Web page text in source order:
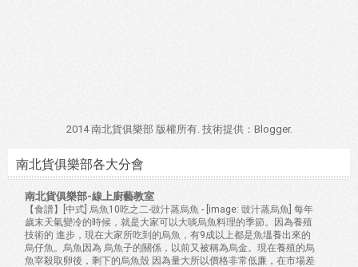
2014 南北貨俱樂部 版權所有. 技術提供： Blogger.
南北貨俱樂部各大分會
南北貨俱樂部-線上廚藝教室
【食譜】[中式] 烏魚10吃之二-豉汁蒸烏魚 - [image: 豉汁蒸烏魚] 每年
歲末天氣變冷的時候，就是大家可以大啖烏魚料理的季節。因為養殖
技術的 進步，現在大家所吃到的烏魚，有9成以上都是魚塭養出來的
烏仔魚。烏魚因為 烏魚子的關係，以前又被稱為烏金。現在養殖的烏
魚宰殺取卵後，剩下的烏魚殼 因為量大所以價格非常低廉，在市場差